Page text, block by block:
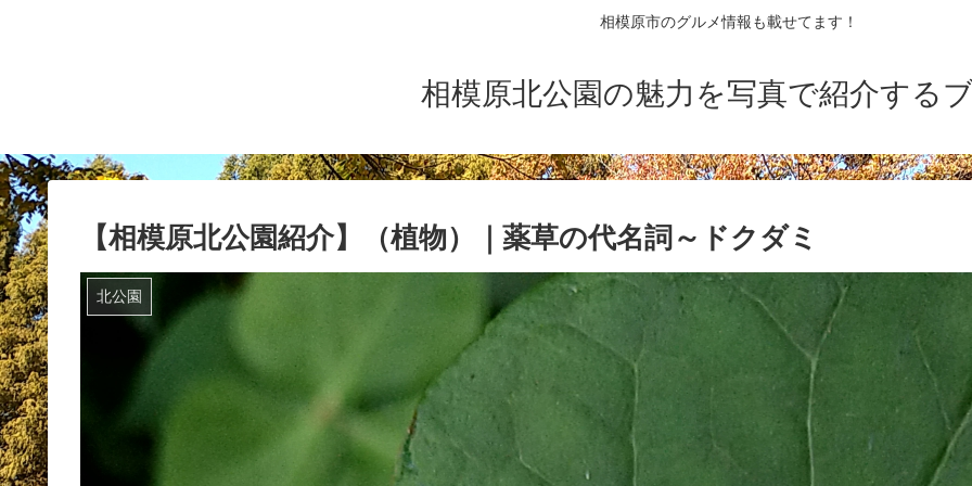
相模原市のグルメ情報も載せてます！
相模原北公園の魅力を写真で紹介する
【相模原北公園紹介】（植物）｜薬草の代名詞～ドクダミ
北公園